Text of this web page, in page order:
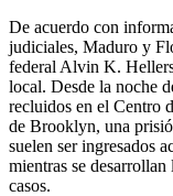
De acuerdo con
judiciales, Maduro y
federal Alvin K.
local. Desde la noche
recluidos en el Centro
de Brooklyn, una
suelen ser ingresados
mientras se
casos.